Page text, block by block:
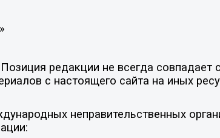
редакции не всегда совпадает
с настоящего сайта на иных
неправительственных